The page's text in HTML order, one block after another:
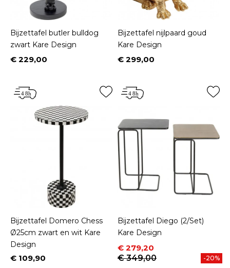
Bijzettafel butler bulldog
zwart Kare Design
Prijs
€ 229,00
Bijzettafel nijlpaard goud
Kare Design
Prijs
€ 299,00
Bijzettafel Domero Chess
Ø25cm zwart en wit Kare
Design
Prijs
€ 109,90
Bijzettafel Diego (2/Set)
Kare Design
Prijs
€ 279,20
Normale prijs
€ 349,00
-20%